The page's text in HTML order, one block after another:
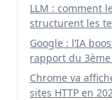
LLM : comment
structurent les
Google : l’IA
rapport du
Chrome va
sites HTTP en